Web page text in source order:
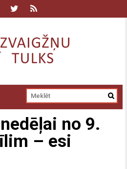
no 9.
– esi